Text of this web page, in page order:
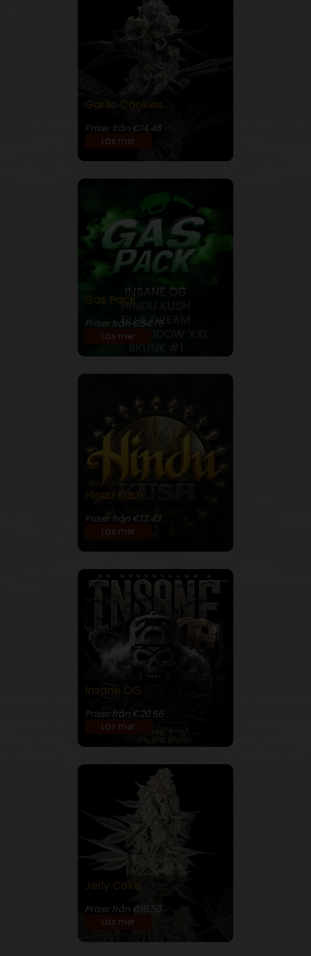
Garlic Cookies
Priser från €14.46
Läs mer
Gas Pack
Priser från €54.75
Läs mer
Hindu Kush
Priser från €13.43
Läs mer
Insane OG
Priser från €20.66
Läs mer
Jelly Cake
Priser från €15.50
Läs mer